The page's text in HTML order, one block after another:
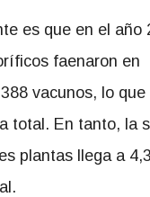
es que en el año
faenaron en
vacunos, lo
total. En tanto, la
plantas llega a